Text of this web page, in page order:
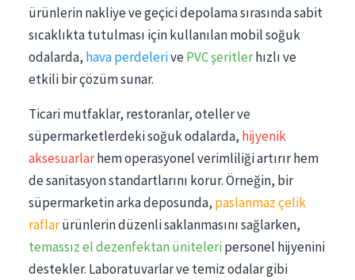
ürünlerin nakliye ve geçici depolama sırasında sabit
sıcaklıkta tutulması için kullanılan mobil soğuk
odalarda, hava perdelerivePVC şeritlerhızlı ve
etkili bir çözüm sunar.
Ticari mutfaklar, restoranlar, oteller ve
süpermarketlerdeki soğuk odalarda, hijyenik
aksesuarlarhem operasyonel verimliliği artırır hem
de sanitasyon standartlarını korur. Örneğin, bir
süpermarketin arka deposunda, paslanmaz çelik
raflarürünlerin düzenli saklanmasını sağlarken,
temassız el dezenfektan üniteleri personel hijyenini
destekler. Laboratuvarlar ve temiz odalar gibi